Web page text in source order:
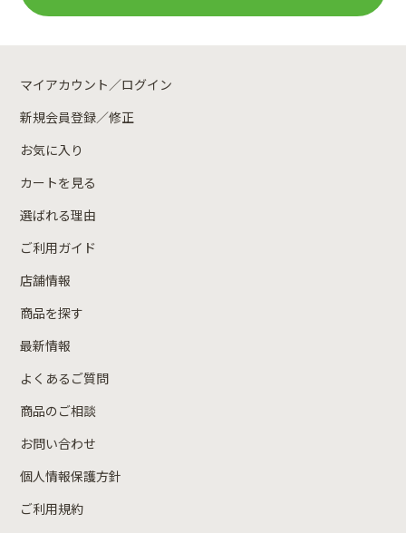
マイアカウント／ログイン
新規会員登録／修正
お気に入り
カートを見る
選ばれる理由
ご利用ガイド
店舗情報
商品を探す
最新情報
よくあるご質問
商品のご相談
お問い合わせ
個人情報保護方針
ご利用規約